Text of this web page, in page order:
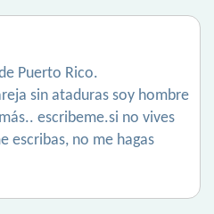
Puerto Rico.
sin ataduras soy hombre
escribeme.si no vives
escribas, no me hagas